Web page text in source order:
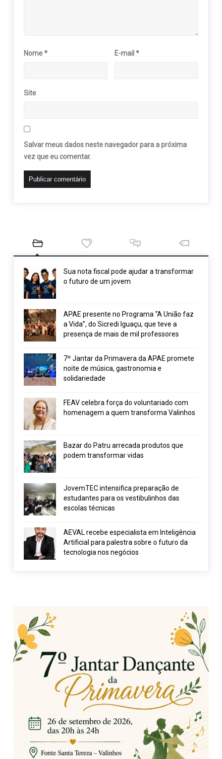
Nome* E-mail*
Site
Salvar meus dados neste navegador para a próxima
vez que eu comentar.
Sua nota fiscal pode ajudar a transformar
o futuro de um jovem
APAE presente no Programa “A União faz
a Vida”, do Sicredi Iguaçu, que teve a
presença de mais de mil professores
7º Jantar da Primavera da APAE promete
noite de música, gastronomia e
solidariedade
FEAV celebra força do voluntariado com
homenagem a quem transforma Valinhos
Bazar do Patru arrecada produtos que
podem transformar vidas
JovemTEC intensifica preparação de
estudantes para os vestibulinhos das
escolas técnicas
AEVAL recebe especialista em Inteligência
Artificial para palestra sobre o futuro da
tecnologia nos negócios